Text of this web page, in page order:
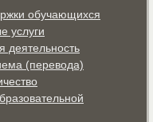
обучающихся
услуги
деятельность
(перевода)